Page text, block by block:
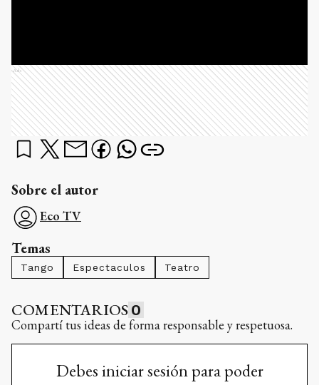
Ads
Sobre el autor
Eco TV
Temas
Tango Espectaculos Teatro
COMENTARIOS 0
Compartí tus ideas de forma responsable y respetuosa.
Debes iniciar sesión para poder